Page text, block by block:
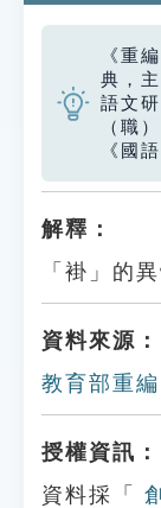
《重
典，
語文
（職
《國
解釋：
「褂」的
資料來源：
教育部重
授權資訊：
資料採「